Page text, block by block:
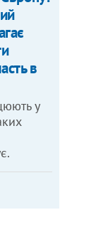
в
у